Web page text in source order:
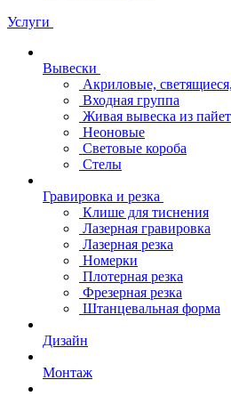
Услуги
Вывески
Акриловые,
Входная группа
Живая вывеска из
Неоновые
Световые короба
Стелы
Гравировка и резка
Клише для тиснения
Лазерная гравировка
Лазерная резка
Номерки
Плотерная резка
Фрезерная резка
Штанцевальная форма
Дизайн
Монтаж